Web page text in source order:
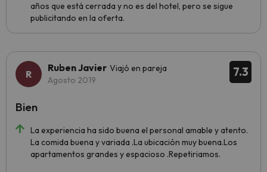
años que está cerrada y no es del hotel, pero se sigue
publicitando en la oferta.
7.3
Ruben Javier Viajó en pareja
Agosto 2019
La experiencia ha sido buena el personal amable y atento.
La comida buena y variada .La ubicación muy buena.Los
apartamentos grandes y espacioso .Repetiriamos.
Bien